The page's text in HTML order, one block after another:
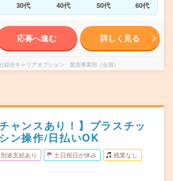
30代 40代 50代 60代
応募へ進む 詳しく見る
綜合キャリアオプション 製造事業部（全国）
ャンスあり！】プラスチッ
ン操作/日払いOK
途支給あり 土日祝日が休み 残業なし